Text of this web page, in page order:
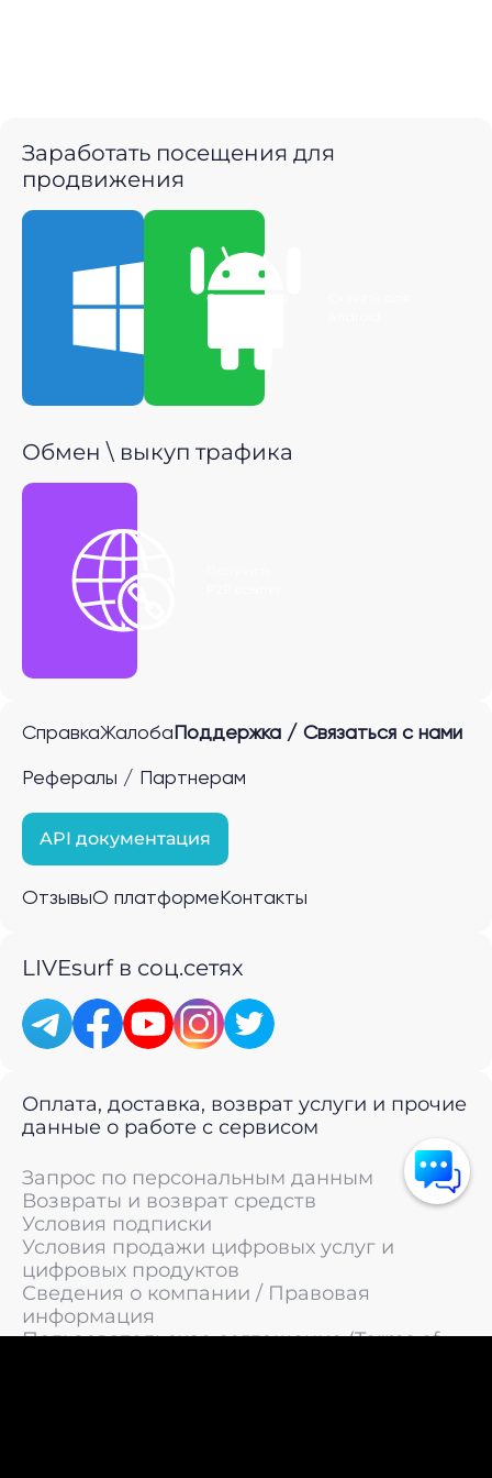
Заработать посещения для
продвижения
Скачать для
Обмен \ выкуп трафика
СправкаЖалоба Поддержка / Связаться с нами
Рефералы / Партнерам
API документация
ОтзывыО платформе Контакты
LIVEsurf в соц.сетях
Оплата, доставка, возврат услуги и прочие
данные о работе с сервисом
Запрос по персональным данным
Возвраты и возврат средств
Условия подписки
Условия продажи цифровых услуг и
цифровых продуктов
Сведения о компании / Правовая
информация
Пользовательское соглашение (Terms of